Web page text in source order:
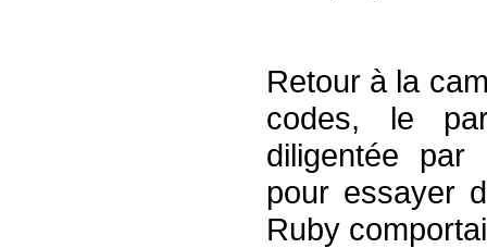
Retour à la
codes, le
diligentée par
pour essayer
Ruby